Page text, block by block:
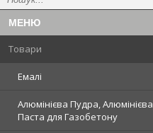
Товари
Емалі
Алюмінієва Пудра, Алюмінієва
Паста для Газобетону